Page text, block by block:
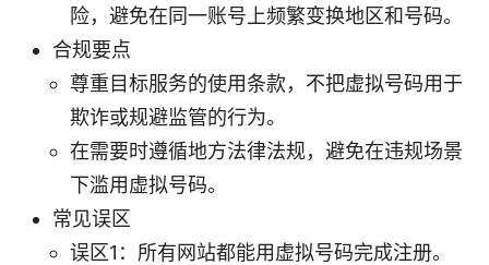
险，避免在同一账号上频繁变换地区和号码。
合规要点
尊重目标服务的使用条款，不把虚拟号码用于
欺诈或规避监管的行为。
在需要时遵循地方法律法规，避免在违规场景
下滥用虚拟号码。
常见误区
误区1：所有网站都能用虚拟号码完成注册。